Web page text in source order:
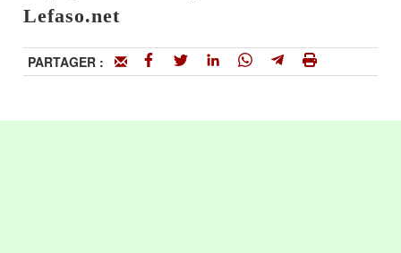
Lefaso.net
PARTAGER :